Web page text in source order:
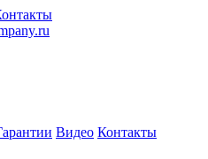
Видео Контакты